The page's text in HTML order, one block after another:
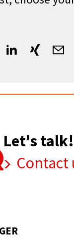
Let's talk!
Contact